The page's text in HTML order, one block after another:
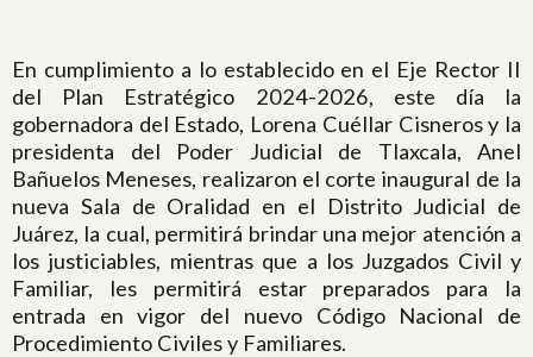
En cumplimiento a lo establecido en el Eje Rector II
del Plan Estratégico 2024-2026, este día la
gobernadora del Estado, Lorena Cuéllar Cisneros y la
presidenta del Poder Judicial de Tlaxcala, Anel
Bañuelos Meneses, realizaron el corte inaugural de la
nueva Sala de Oralidad en el Distrito Judicial de
Juárez, la cual, permitirá brindar una mejor atención a
los justiciables, mientras que a los Juzgados Civil y
Familiar, les permitirá estar preparados para la
entrada en vigor del nuevo Código Nacional de
Procedimiento Civiles y Familiares.